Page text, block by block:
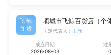
飞鲸
百货
项城市飞鲸百货店（个
法定代表人： 王欣
成立日期
2026-08-03
注